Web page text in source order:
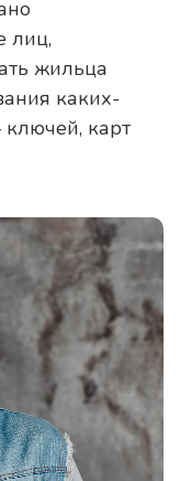
лиц,
жильца
каких-
карт